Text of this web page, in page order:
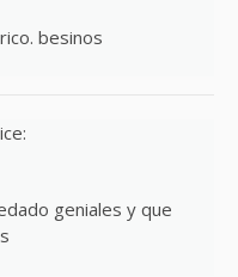
besinos
geniales y que